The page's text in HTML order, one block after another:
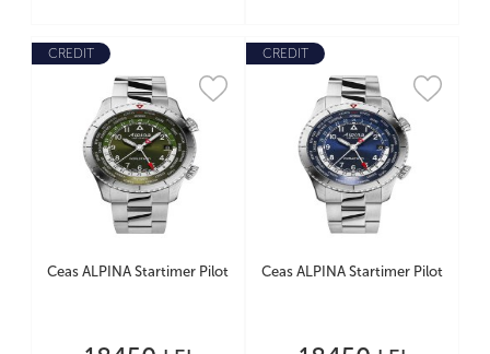
CREDIT
Ceas ALPINA Startimer Pilot
CREDIT
Ceas ALPINA Startimer Pilot